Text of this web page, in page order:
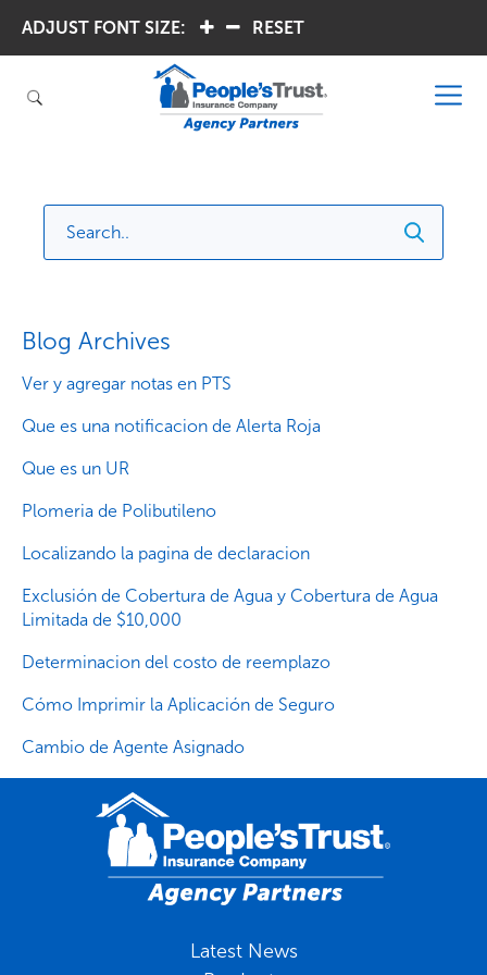
ADJUST FONT SIZE: RESET
Blog Archives
Ver y agregar notas en PTS
Que es una notificacion de Alerta Roja
Que es un UR
Plomeria de Polibutileno
Localizando la pagina de declaracion
Exclusión de Cobertura de Agua y Cobertura de Agua
Limitada de $10,000
Determinacion del costo de reemplazo
Cómo Imprimir la Aplicación de Seguro
Cambio de Agente Asignado
Latest News